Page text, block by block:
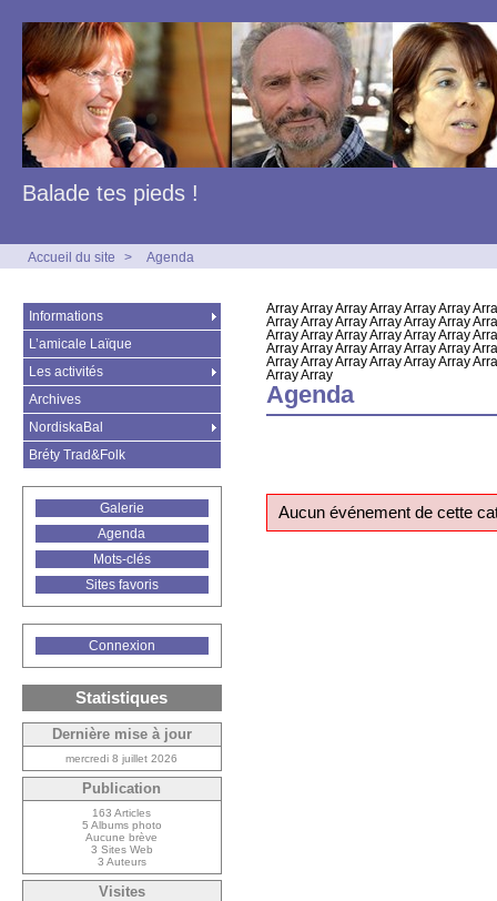
Balade tes pieds !
Accueil du site > Agenda
Array Array Array Array Array Array
Array Array Array Array Array Array
Array Array Array Array Array Array
Array Array Array Array Array Array
Array Array Array Array Array Array
Array Array
Agenda
Aucun événement de cette
Informations
L’amicale Laïque
Les activités
Archives
NordiskaBal
Bréty Trad&Folk
Galerie
Agenda
Mots-clés
Sites favoris
Connexion
Statistiques
Dernière mise à jour
mercredi 8 juillet 2026
Publication
163 Articles
5 Albums photo
Aucune brève
3 Sites Web
3 Auteurs
Visites